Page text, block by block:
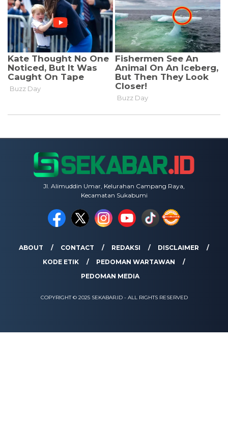
Jl. Alimuddin Umar, Kelurahan Campang Raya,
Kecamatan Sukabumi
ABOUT CONTACT REDAKSI
DISCLAIMER
KODE ETIK
PEDOMAN WARTAWAN
PEDOMAN MEDIA
COPYRIGHT © 2025 SEKABAR.ID - ALL RIGHTS RESERVED